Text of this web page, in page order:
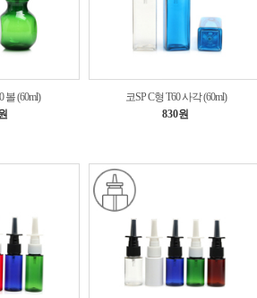
볼 (60ml)
코SP C형 T60 사각 (60ml)
830원